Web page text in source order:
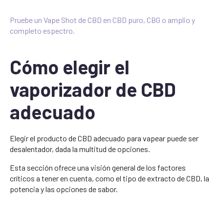
Pruebe un Vape Shot de CBD en CBD puro, CBG o amplio y
completo espectro.
Cómo elegir el
vaporizador de CBD
adecuado
Elegir el producto de CBD adecuado para vapear puede ser
desalentador, dada la multitud de opciones.
Esta sección ofrece una visión general de los factores
críticos a tener en cuenta, como el tipo de extracto de CBD, la
potencia y las opciones de sabor.